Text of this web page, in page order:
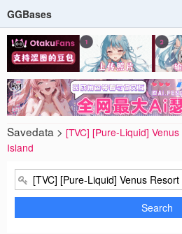
GGBases
Savedata > [TVC] [Pure-Liquid]
Island
Search